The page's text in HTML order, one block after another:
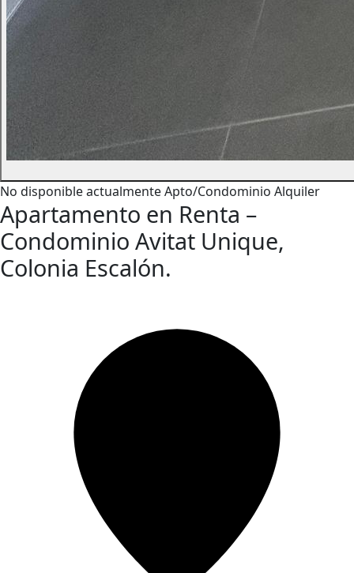
No disponible actualmenteApto/Condominio Alquiler
Apartamento en Renta –
Condominio Avitat Unique,
Colonia Escalón.